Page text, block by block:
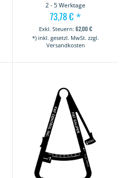
2 - 5 Werktage
73,78 € *
62,00 €
*) inkl. gesetzl. MwSt. zzgl.
Versandkosten